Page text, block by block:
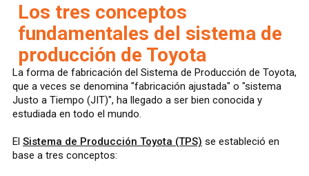
Los tres conceptos
fundamentales del sistema de
producción de Toyota
La forma de fabricación del Sistema de Producción de Toyota,
que a veces se denomina "fabricación ajustada" o "sistema
Justo a Tiempo (JIT)", ha llegado a ser bien conocida y
estudiada en todo el mundo.
El Sistema de Producción Toyota (TPS) se estableció en
base a tres conceptos: